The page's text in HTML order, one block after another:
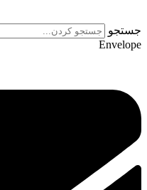
جستجو
Envelope